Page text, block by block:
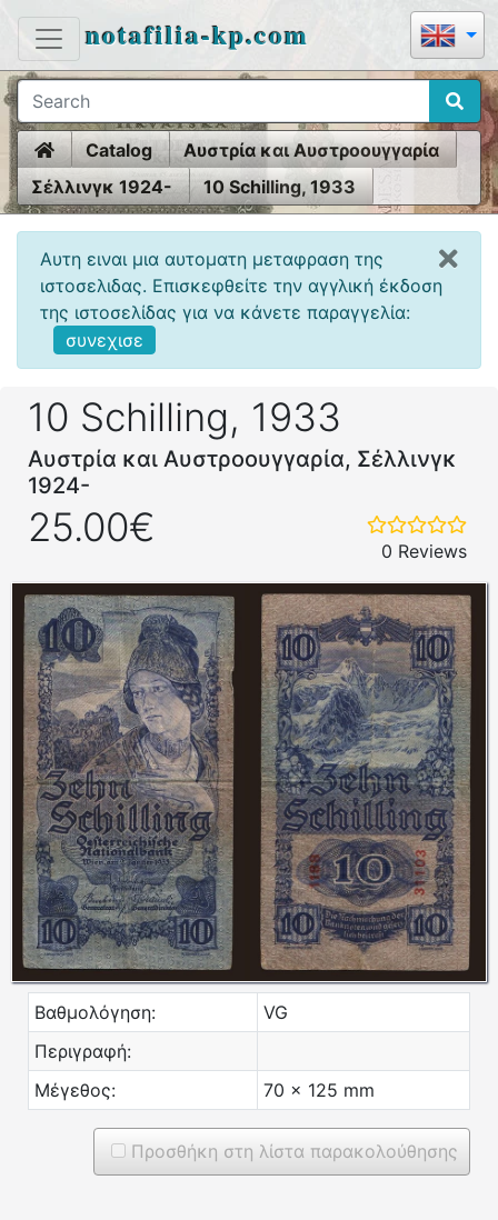
notafilia-kp.com
HomeCatalog
Αυστρία και Αυστροουγγαρία
Σέλλινγκ 1924-
10 Schilling, 1933
Αυτη ειναι μια αυτοματη μεταφραση της
ιστοσελιδας. Επισκεφθείτε την αγγλική έκδοση
της ιστοσελίδας για να κάνετε παραγγελία:
συνεχισε
10 Schilling, 1933
Αυστρία και Αυστροουγγαρία, Σέλλινγκ
1924-
25.00€
0 Reviews
Βαθμολόγηση:
VG
Περιγραφή:
Μέγεθος:
70 x 125 mm
Προσθήκη στη λίστα παρακολούθησης